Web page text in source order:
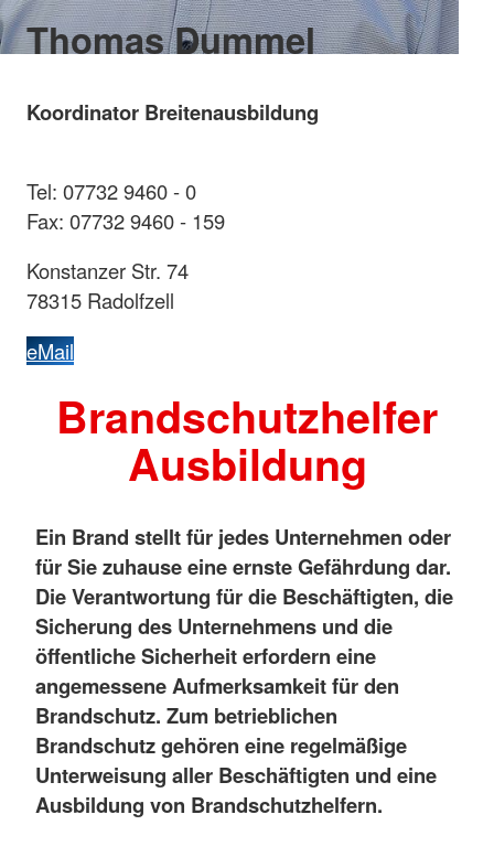
Thomas Dummel
Koordinator Breitenausbildung
Tel: 07732 9460 - 0
Fax: 07732 9460 - 159
Konstanzer Str. 74
78315 Radolfzell
eMail
Brandschutzhelfer
Ausbildung
Ein Brand stellt für jedes Unternehmen oder
für Sie zuhause eine ernste Gefährdung dar.
Die Verantwortung für die Beschäftigten, die
Sicherung des Unternehmens und die
öffentliche Sicherheit erfordern eine
angemessene Aufmerksamkeit für den
Brandschutz. Zum betrieblichen
Brandschutz gehören eine regelmäßige
Unterweisung aller Beschäftigten und eine
Ausbildung von Brandschutzhelfern.